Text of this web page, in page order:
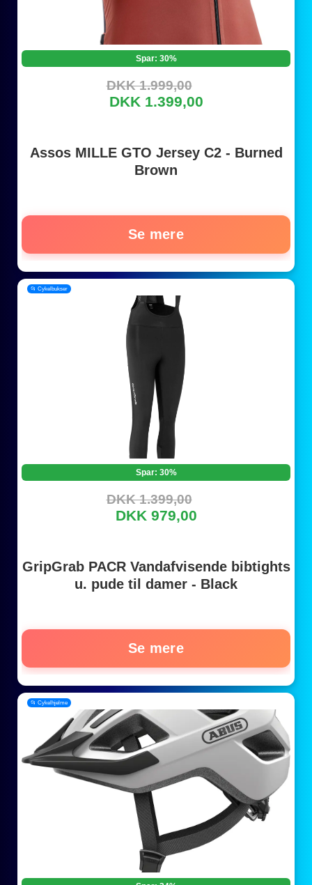
Spar: 30%
DKK 1.999,00
DKK 1.399,00
Assos MILLE GTO Jersey C2 - Burned
Brown
Se mere
📂 Cykelbukser
Spar: 30%
DKK 1.399,00
DKK 979,00
GripGrab PACR Vandafvisende bibtights
u. pude til damer - Black
Se mere
📂 Cykelhjelme